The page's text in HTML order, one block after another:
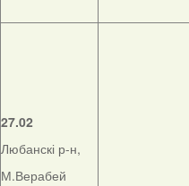
27.02
Любанскі р-н,
М.Верабей